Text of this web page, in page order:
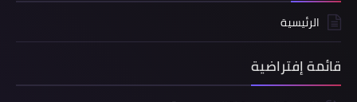
الرئيسية
قائمة إفتراضية